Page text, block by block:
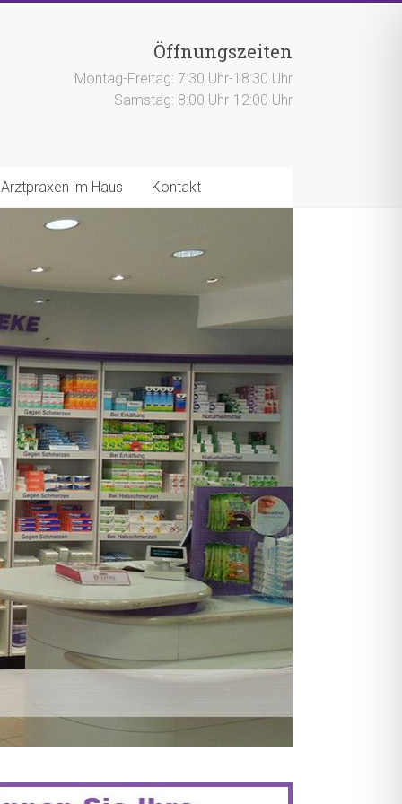
Öffnungszeiten
Montag-Freitag: 7:30 Uhr-18:30 Uhr
Samstag: 8:00 Uhr-12:00 Uhr
Arztpraxen im Haus Kontakt